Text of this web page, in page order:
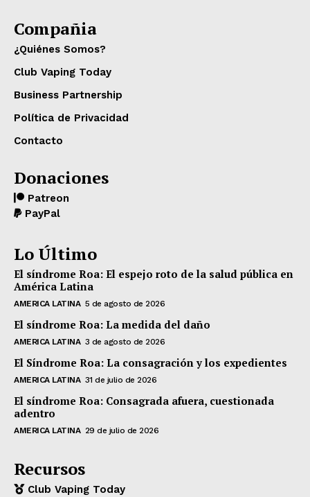
Compañia
¿Quiénes Somos?
Club Vaping Today
Business Partnership
Política de Privacidad
Contacto
Donaciones
Patreon
PayPal
Lo Último
El síndrome Roa: El espejo roto de la salud pública en
América Latina
AMERICA LATINA 5 de agosto de 2026
El síndrome Roa: La medida del daño
AMERICA LATINA 3 de agosto de 2026
El Síndrome Roa: La consagración y los expedientes
AMERICA LATINA 31 de julio de 2026
El síndrome Roa: Consagrada afuera, cuestionada
adentro
AMERICA LATINA 29 de julio de 2026
Recursos
Club Vaping Today